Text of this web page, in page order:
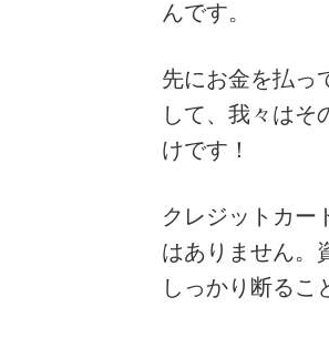
んです。
先にお金を払っ
して、我々はそ
けです！
クレジットカー
はありません。
しっかり断るこ